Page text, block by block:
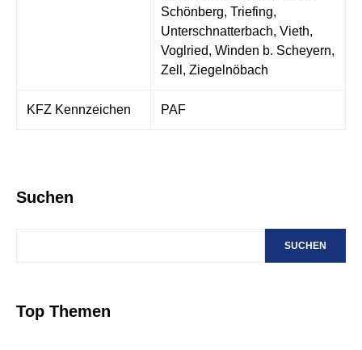
Schönberg, Triefing,
Unterschnatterbach, Vieth,
Voglried, Winden b. Scheyern,
Zell, Ziegelnöbach
KFZ Kennzeichen PAF
Suchen
SUCHEN
Top Themen